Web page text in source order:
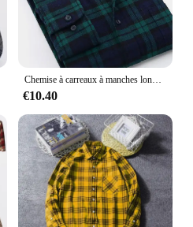
Chemise à carreaux à manches longues pour hommes, coton, glouton, rouge, chemises pour hommes, automne, hiver, nouveau, 2024
€10.40